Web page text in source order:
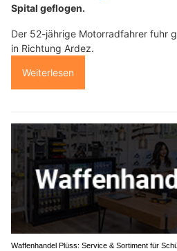
Spital geflogen.
Der 52-jährige Motorradfahrer fuhr
in Richtung Ardez.
Weiterlesen
Waffenhandel Plüss: Service & Sortiment für